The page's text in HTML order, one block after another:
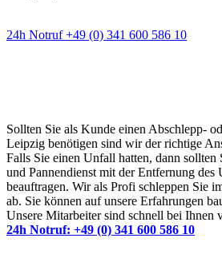
24h Notruf +49 (0) 341 600 586 10
Sollten Sie als Kunde einen Abschlepp-
Leipzig benötigen sind wir der richtige
Falls Sie einen Unfall hatten, dann sollten
und Pannendienst mit der Entfernung des
beauftragen. Wir als Profi schleppen Sie
ab. Sie können auf unsere Erfahrungen
Unsere Mitarbeiter sind schnell bei Ihnen
24h Notruf: +49 (0) 341 600 586 10